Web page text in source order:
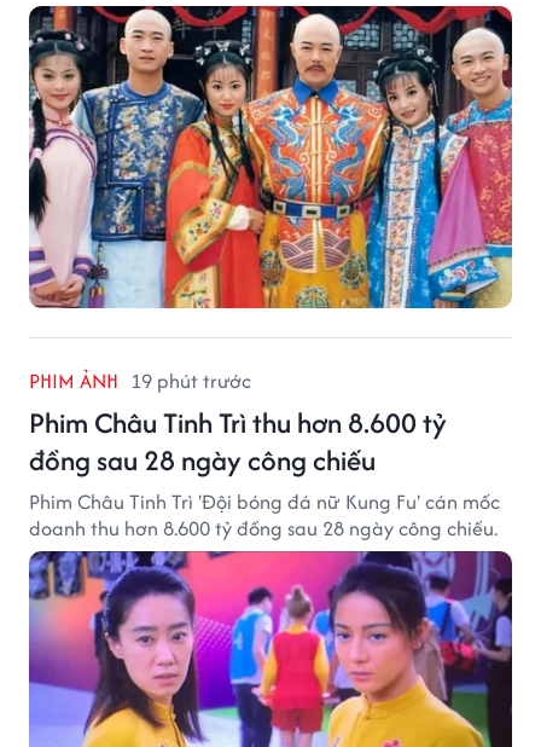
PHIM ẢNH 19 phút trước
Phim Châu Tinh Trì thu hơn 8.600 tỷ
đồng sau 28 ngày công chiếu
Phim Châu Tinh Trì 'Đội bóng đá nữ Kung Fu' cán mốc
doanh thu hơn 8.600 tỷ đồng sau 28 ngày công chiếu.